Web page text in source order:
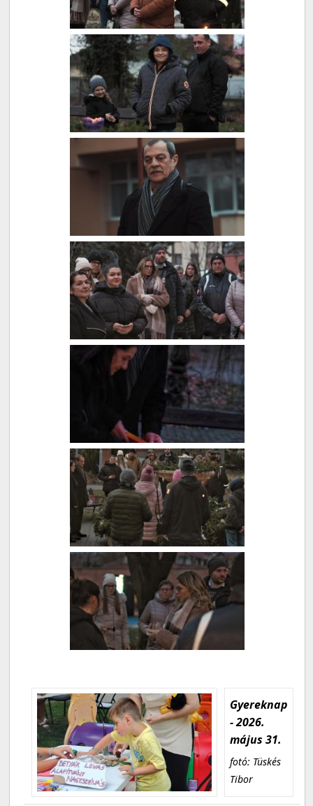
Gyereknap
- 2026.
május 31.
fotó: Tüskés
Tibor